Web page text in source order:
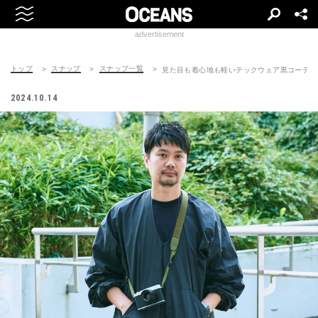
advertisement
トップ スナップ スナップ一覧 見た目も着心地も軽いテックウェア黒コーデ
2024.10.14